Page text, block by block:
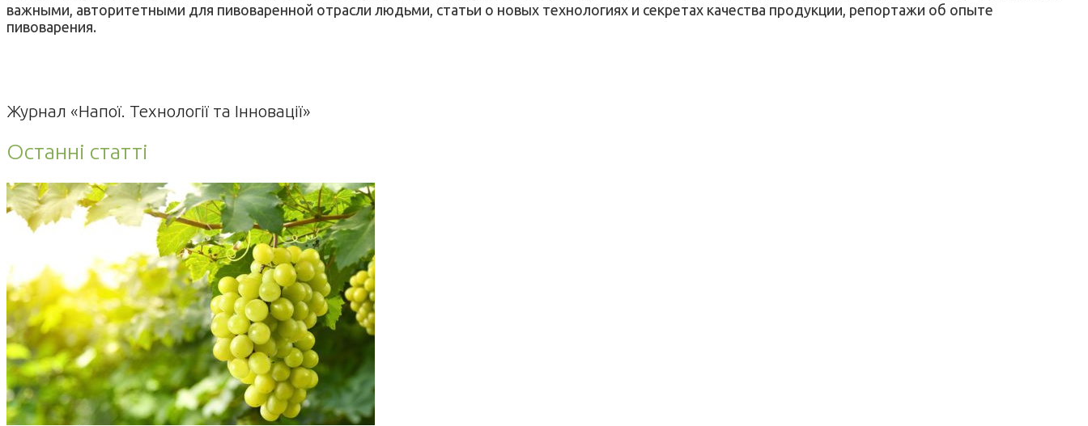
важными, авторитетными для пивоваренной отрасли людьми, статьи о новых технологиях и секретах качества продукции, репортажи об опыте
пивоварения.
Журнал «Напої. Технології та Інновації»
Останні статті